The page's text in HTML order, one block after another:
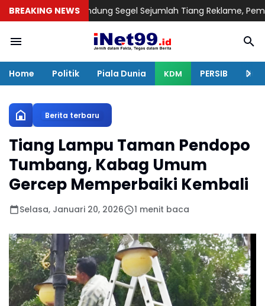
BREAKING NEWS
Kota Bandung Segel Sejumlah Tiang Reklame, Pemilik Diberi
Home Politik Piala Dunia KDM PERSIB
Berita terbaru
Tiang Lampu Taman Pendopo
Tumbang, Kabag Umum
Gercep Memperbaiki Kembali
Selasa, Januari 20, 2026 1 menit baca